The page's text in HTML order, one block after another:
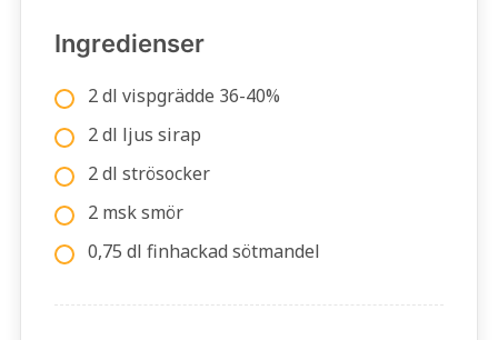
Ingredienser
2 dl vispgrädde 36-40%
2 dl ljus sirap
2 dl strösocker
2 msk smör
0,75 dl finhackad sötmandel